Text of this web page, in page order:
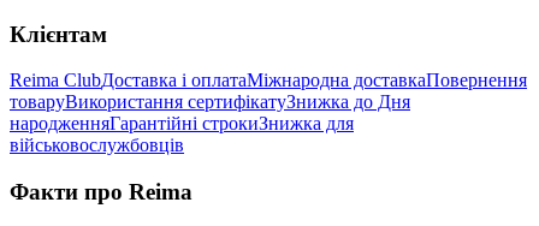
Клієнтам
Reima ClubДоставка і оплатаМіжнародна доставкаПовернення
товаруВикористання сертифікатуЗнижка до Дня
народженняГарантійні строкиЗнижка для
військовослужбовців
Факти про Reima